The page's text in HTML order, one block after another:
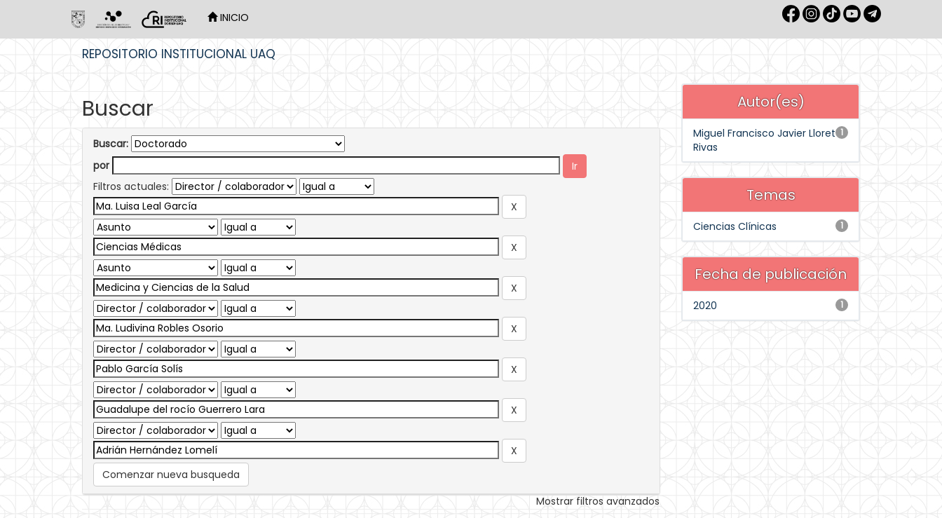
INICIO
REPOSITORIO INSTITUCIONAL UAQ
Buscar
Buscar:
por
Filtros actuales:
Comenzar nueva busqueda
Mostrar filtros avanzados
Autor(es)
1
Miguel Francisco Javier Lloret
Rivas
Temas
1
Ciencias Clínicas
Fecha de publicación
1
2020